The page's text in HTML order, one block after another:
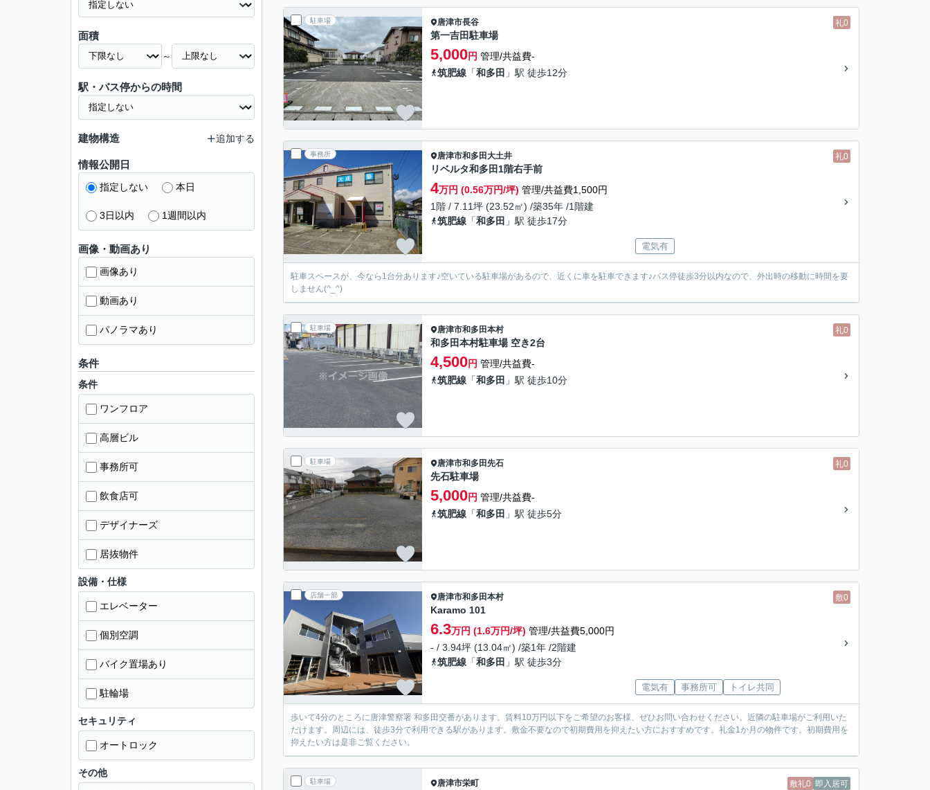
駐車場 礼0
唐津市長谷
第一吉田駐車場
5,000円 管理/共益費-
筑肥線 「和多田 」駅 徒歩12分
事務所 礼0
唐津市和多田大土井
リベルタ和多田1階右手前
4万円 (0.56万円/坪) 管理/共益費1,500円
1階 / 7.11坪 (23.52㎡) /築35年 /1階建
筑肥線 「和多田 」駅 徒歩17分
電気有
駐車スペースが、今なら1台分あります♪空いている駐車場があるので、近くに車を駐車できます♪バス停徒歩3分以内なので、外出時の移動に時間を要
しません(^_^)
駐車場 礼0
唐津市和多田本村
和多田本村駐車場 空き2台
4,500円 管理/共益費-
筑肥線 「和多田 」駅 徒歩10分
駐車場 礼0
唐津市和多田先石
先石駐車場
5,000円 管理/共益費-
筑肥線 「和多田 」駅 徒歩5分
店舗一部 敷0
唐津市和多田本村
Karamo 101
6.3万円 (1.6万円/坪) 管理/共益費5,000円
- / 3.94坪 (13.04㎡) /築1年 /2階建
筑肥線 「和多田 」駅 徒歩3分
電気有 事務所可 トイレ共同
歩いて4分のところに唐津警察署 和多田交番があります。賃料10万円以下をご希望のお客様、ぜひお問い合わせください。近隣の駐車場がご利用いた
だけます。周辺には、徒歩3分で利用できる駅があります。敷金不要なので初期費用を抑えたい方におすすめです。礼金1か月の物件です。初期費用を
抑えたい方は是非ご覧ください。
駐車場 敷礼0 即入居可
唐津市栄町
面積
～
駅・バス停からの時間
建物構造 追加する
情報公開日
指定しない 本日
3日以内 1週間以内
画像・動画あり
画像あり
動画あり
パノラマあり
条件
条件
ワンフロア
高層ビル
事務所可
飲食店可
デザイナーズ
居抜物件
設備・仕様
エレベーター
個別空調
バイク置場あり
駐輪場
セキュリティ
オートロック
その他